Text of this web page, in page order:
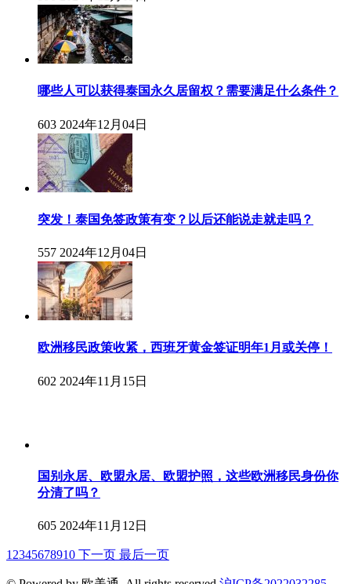
哪些人可以获得泰国永久居留权？需要满足什么条件？
603 2024年12月04日
突发！泰国免签政策有变？以后还能说走就走吗？
557 2024年12月04日
欧洲移民政策收紧，西班牙黄金签证明年1月或关停！
602 2024年11月15日
国别永居、欧盟永居、欧盟护照，这些欧洲移民身份你
分清了吗？
605 2024年11月12日
1 2345678910 下一页 最后一页